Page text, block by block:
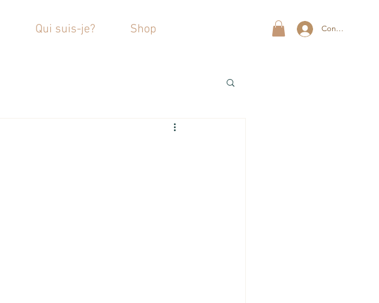
Qui suis-je? Shop Connexion